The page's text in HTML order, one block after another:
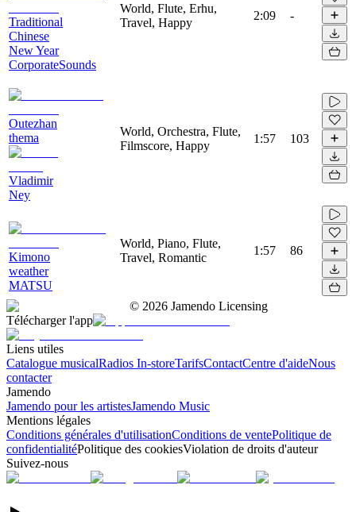
Traditional
Chinese
New Year
CorporateSounds
World, Flute, Erhu,
Travel, Happy
2:09 -
Outezhan
thema
Vladimir
Ney
World, Orchestra, Flute,
Filmscore, Happy
1:57 103
Kimono
weather
MATSU
World, Piano, Flute,
Travel, Romantic
1:57 86
© 2026 Jamendo Licensing
Télécharger l'app
Liens utiles
Catalogue musicalRadios In-storeTarifsContactCentre d'aideNous
contacter
Jamendo
Jamendo pour les artistesJamendo Music
Mentions légales
Conditions générales d'utilisationConditions de ventePolitique de
confidentialitéPolitique des cookiesViolation de droits d'auteur
Suivez-nous